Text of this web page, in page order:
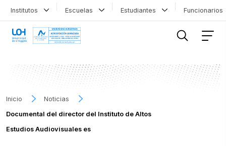
Institutos Escuelas Estudiantes
Inicio
Noticias
Documental del director del Instituto de Altos
Estudios Audiovisuales es